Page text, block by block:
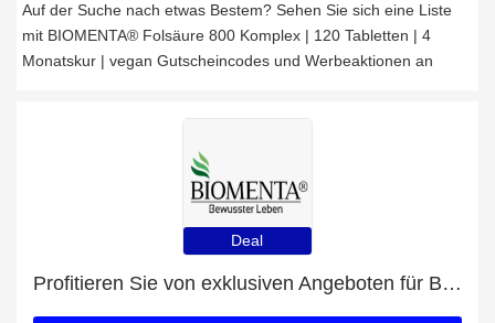
Auf der Suche nach etwas Bestem? Sehen Sie sich eine Liste
mit BIOMENTA® Folsäure 800 Komplex | 120 Tabletten | 4
Monatskur | vegan Gutscheincodes und Werbeaktionen an
Deal
Profitieren Sie von exklusiven Angeboten für BIOMENTA® Creatin Monohydrat (Creapure®) | 1.000 g Pulver | vegan + 39% Rabatt auf Newsletter-Abonnements